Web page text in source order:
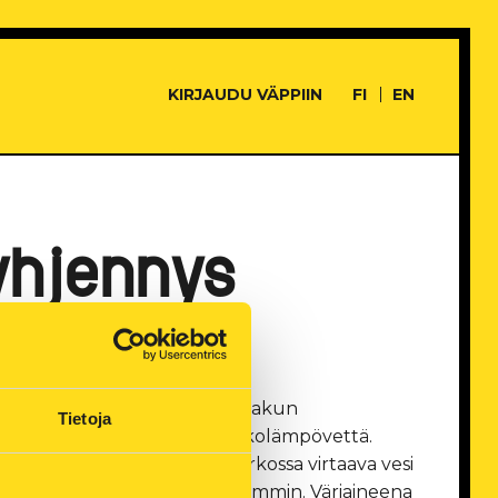
Tietoja
KIRJAUDU VÄPPIIN FI EN
sijaitsevan kaukolämpöakun
pieniä määriä kaukolämpövettä.
Kaukolämpöverkossa virtaava vesi
havaittaisiin helpommin. Väriaineena